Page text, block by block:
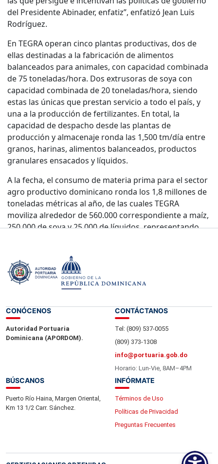
del Presidente Abinader, enfatiz”, enfatizó Jean Luis
Rodríguez.
En TEGRA operan cinco plantas productivas, dos de
ellas destinadas a la fabricación de alimentos
balanceados para animales, con capacidad combinada
de 75 toneladas/hora. Dos extrusoras de soya con
capacidad combinada de 20 toneladas/hora, siendo
estas las únicas que prestan servicio a todo el país, y
una a la producción de fertilizantes. En total, la
capacidad de despacho desde las plantas de
producción y almacenaje ronda las 1,500 tm/día entre
granos, harinas, alimentos balanceados, productos
granulares ensacados y líquidos.
A la fecha, el consumo de materia prima para el sector
agro productivo dominicano ronda los 1,8 millones de
toneladas métricas al año, de las cuales TEGRA
moviliza alrededor de 560.000 correspondiente a maíz,
250.000 de soya y 25.000 de líquidos, representando
CONÓCENOS
Autoridad Portuaria
Dominicana (APORDOM).
CONTÁCTANOS
Tel: (809) 537-0055
(809) 373-1308
info@portuaria.gob.do
Horario: Lun-Vie, 8AM–4PM
BÚSCANOS
Puerto Río Haina, Margen Oriental,
Km 13 1/2 Carr. Sánchez.
INFÓRMATE
Términos de Uso
Políticas de Privacidad
Preguntas Frecuentes